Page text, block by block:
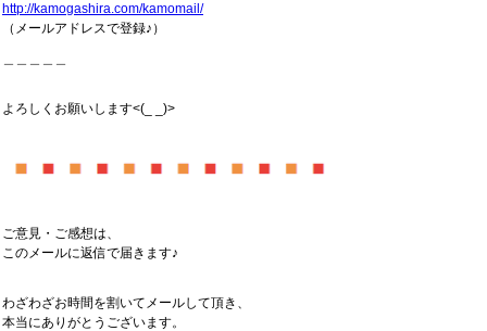
http://kamogashira.com/kamomail/
（メールアドレスで登録♪）
よろしくお願いします<(_ _)>
ご意見・ご感想は、
このメールに返信で届きます♪
わざわざお時間を割いてメールして頂き、
本当にありがとうございます。